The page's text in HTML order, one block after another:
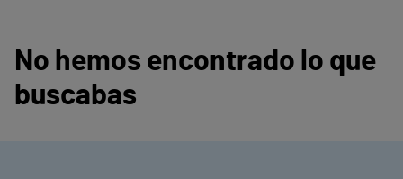
No hemos encontrado lo que
buscabas